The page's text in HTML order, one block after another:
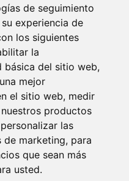
de seguimiento
experiencia de
los siguientes
la
básica del sitio web,
mejor
el sitio web, medir
productos
las
de marketing, para
que sean más
usted.
LA ACTRIZ MAS GUAPA DE
RICKARDS), LAS FOTOS
ALIADA DE ARROW
TU HISTORIA. EPISODIO 3.